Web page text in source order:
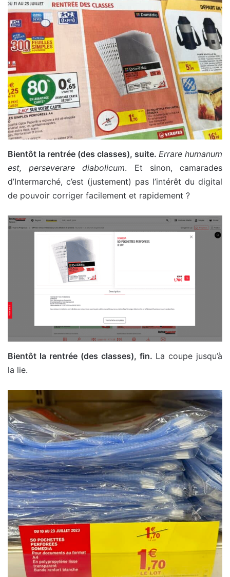
Bientôt la rentrée (des classes), suite. Errare humanum
est, perseverare diabolicum. Et sinon, camarades
d’Intermarché, c’est (justement) pas l’intérêt du digital
de pouvoir corriger facilement et rapidement ?
Bientôt la rentrée (des classes), fin. La coupe jusqu’à
la lie.